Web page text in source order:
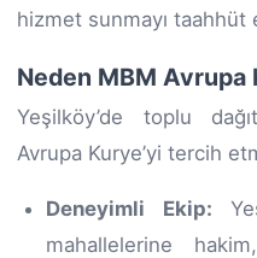
hizmet sunmayı taahhüt
Neden MBM Avrupa
Yeşilköy’de toplu
Avrupa Kurye’yi tercih
Deneyimli Ekip:
mahallelerine